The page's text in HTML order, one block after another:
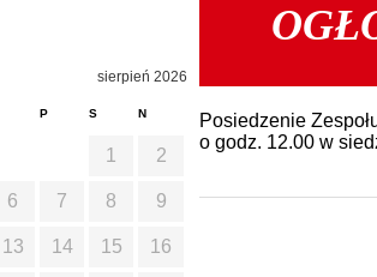
Posiedzenie
o godz. 12.00 w
sierpień 2026
P S N
1 2
6 7 8 9
13 14 15 16